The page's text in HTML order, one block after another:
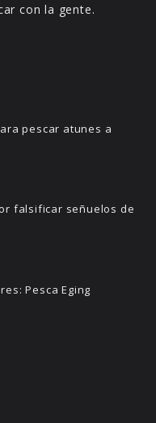
con la gente.
pescar atunes a
falsificar señuelos de
Pesca Eging